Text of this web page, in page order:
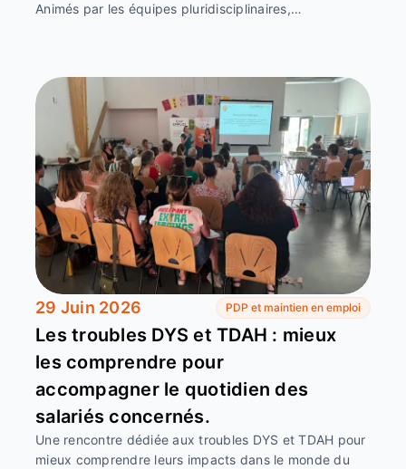
Animés par les équipes pluridisciplinaires,…
29 Juin 2026 PDP et maintien en emploi
Les troubles DYS et TDAH : mieux
les comprendre pour
accompagner le quotidien des
salariés concernés.
Une rencontre dédiée aux troubles DYS et TDAH pour
mieux comprendre leurs impacts dans le monde du